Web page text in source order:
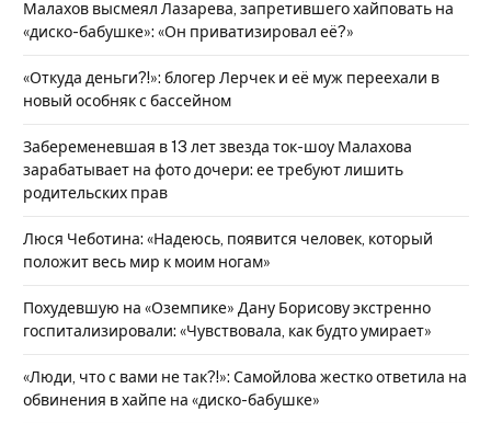
Малахов высмеял Лазарева, запретившего хайповать на
«диско-бабушке»: «Он приватизировал её?»
«Откуда деньги?!»: блогер Лерчек и её муж переехали в
новый особняк с бассейном
Забеременевшая в 13 лет звезда ток-шоу Малахова
зарабатывает на фото дочери: ее требуют лишить
родительских прав
Люся Чеботина: «Надеюсь, появится человек, который
положит весь мир к моим ногам»
Похудевшую на «Оземпике» Дану Борисову экстренно
госпитализировали: «Чувствовала, как будто умирает»
«Люди, что с вами не так?!»: Самойлова жестко ответила на
обвинения в хайпе на «диско-бабушке»